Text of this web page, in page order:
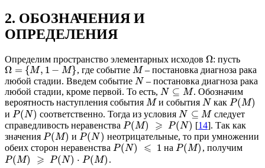
2. ОБОЗНАЧЕНИЯ И
ОПРЕДЕЛЕНИЯ
Определим пространство элементарных исходов Ω: пусть
Ω = {M, 1 − M}, где событие M– постановка диагноза рака
любой стадии. Введем событие N – постановка диагноза рака
любой стадии, кроме первой. То есть, N ⊆ M. Обозначим
вероятность наступления события Mи события N как P(M)
и P(N) соответственно. Тогда из условия N ⊆ M следует
справедливость неравенства P(M) ⩾ P(N) [14]. Так как
значения P(M) и P(N ) неотрицательные, то при умножении
обеих сторон неравенства P(N) ⩽ 1 на P(M) , получим
P(M) ⩾ P(N) ⋅ P(M) .